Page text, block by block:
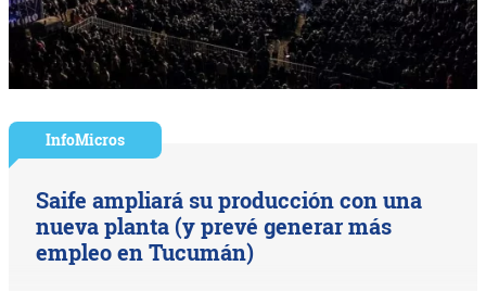
InfoMicros
Saife ampliará su producción con una
nueva planta (y prevé generar más
empleo en Tucumán)